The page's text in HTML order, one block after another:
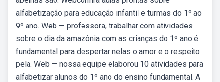
alfabetização para educação infantil e turmas do 1º ao
9º ano. Web — professora, trabalhar com atividades
sobre o dia da amazônia com as crianças do 1º ano é
fundamental para despertar nelas o amor e o respeito
pela. Web — nossa equipe elaborou 10 atividades para
alfabetizar alunos do 1º ano do ensino fundamental. A